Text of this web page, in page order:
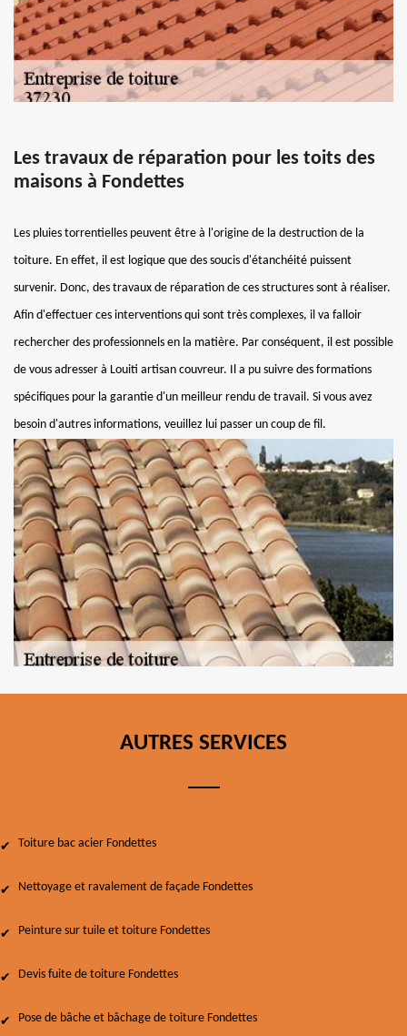
Les travaux de réparation pour les toits des
maisons à Fondettes
Les pluies torrentielles peuvent être à l'origine de la destruction de la
toiture. En effet, il est logique que des soucis d'étanchéité puissent
survenir. Donc, des travaux de réparation de ces structures sont à réaliser.
Afin d'effectuer ces interventions qui sont très complexes, il va falloir
rechercher des professionnels en la matière. Par conséquent, il est possible
de vous adresser à Louiti artisan couvreur. Il a pu suivre des formations
spécifiques pour la garantie d'un meilleur rendu de travail. Si vous avez
besoin d'autres informations, veuillez lui passer un coup de fil.
AUTRES SERVICES
Toiture bac acier Fondettes
Nettoyage et ravalement de façade Fondettes
Peinture sur tuile et toiture Fondettes
Devis fuite de toiture Fondettes
Pose de bâche et bâchage de toiture Fondettes